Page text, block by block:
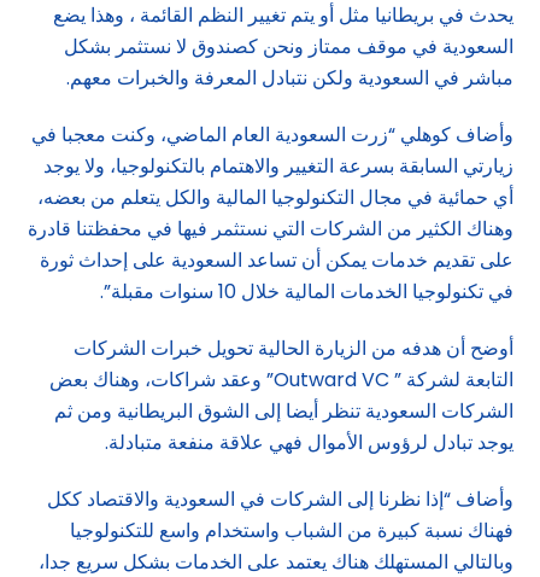
يحدث في بريطانيا مثل أو يتم تغيير النظم القائمة ، وهذا يضع
السعودية في موقف ممتاز ونحن كصندوق لا نستثمر بشكل
مباشر في السعودية ولكن نتبادل المعرفة والخبرات معهم.
وأضاف كوهلي “زرت السعودية العام الماضي، وكنت معجبا في
زيارتي السابقة بسرعة التغيير والاهتمام بالتكنولوجيا، ولا يوجد
أي حمائية في مجال التكنولوجيا المالية والكل يتعلم من بعضه،
وهناك الكثير من الشركات التي نستثمر فيها في محفظتنا قادرة
على تقديم خدمات يمكن أن تساعد السعودية على إحداث ثورة
في تكنولوجيا الخدمات المالية خلال 10 سنوات مقبلة”.
أوضح أن هدفه من الزيارة الحالية تحويل خبرات الشركات
التابعة لشركة ” Outward VC” وعقد شراكات، وهناك بعض
الشركات السعودية تنظر أيضا إلى الشوق البريطانية ومن ثم
يوجد تبادل لرؤوس الأموال فهي علاقة منفعة متبادلة.
وأضاف “إذا نظرنا إلى الشركات في السعودية والاقتصاد ككل
فهناك نسبة كبيرة من الشباب واستخدام واسع للتكنولوجيا
وبالتالي المستهلك هناك يعتمد على الخدمات بشكل سريع جدا،